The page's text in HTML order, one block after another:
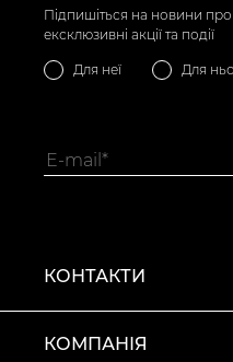
Підпишіться на новини
ексклюзивні акції та події
Для неї Для
КОНТАКТИ
КОМПАНІЯ